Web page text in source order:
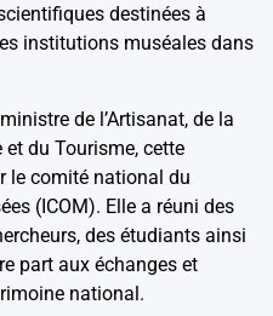
destinées à
institutions muséales dans
de l’Artisanat, de la
et du Tourisme, cette
le comité national du
(ICOM). Elle a réuni des
des étudiants ainsi
part aux échanges et
national.